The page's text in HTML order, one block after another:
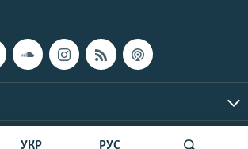
УКР РУС
© Qırım.Aqiqat, 2026 | All Rights Reserved.